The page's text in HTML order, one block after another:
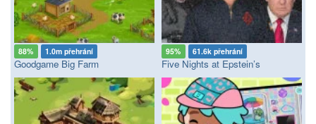
88% 1.0m přehrání
Goodgame Big Farm
95% 61.6k přehrání
Five Nights at Epstein’s